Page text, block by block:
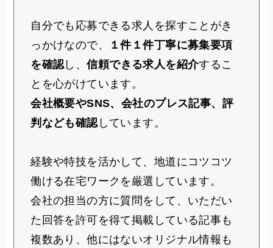
自分でも応募できる求人を探すことがき
っかけなので、
１件１件丁寧に募集要項
を確認し、信頼できる求人を紹介するこ
とを心がけています。
会社概要やSNS、会社のプレス記事、評
判なども確認しています。
経験や特技を活かして、地道にコツコツ
働ける在宅ワークを厳選しています。
会社の担当の方に質問をして、いただい
た回答を許可を得て掲載している記事も
複数あり、他にはないオリジナル情報も